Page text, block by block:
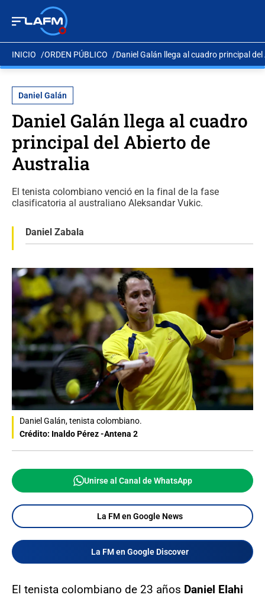
INICIO ORDEN PÚBLICO Daniel Galán llega al cuadro principal
Daniel Galán
Daniel Galán llega al cuadro
principal del Abierto de
Australia
El tenista colombiano venció en la final de la fase
clasificatoria al australiano Aleksandar Vukic.
Daniel Zabala
Daniel Galán, tenista colombiano.
Crédito: Inaldo Pérez -Antena 2
Unirse al Canal de WhatsApp
La FM en Google News
La FM en Google Discover
El tenista colombiano de 23 años Daniel Elahi